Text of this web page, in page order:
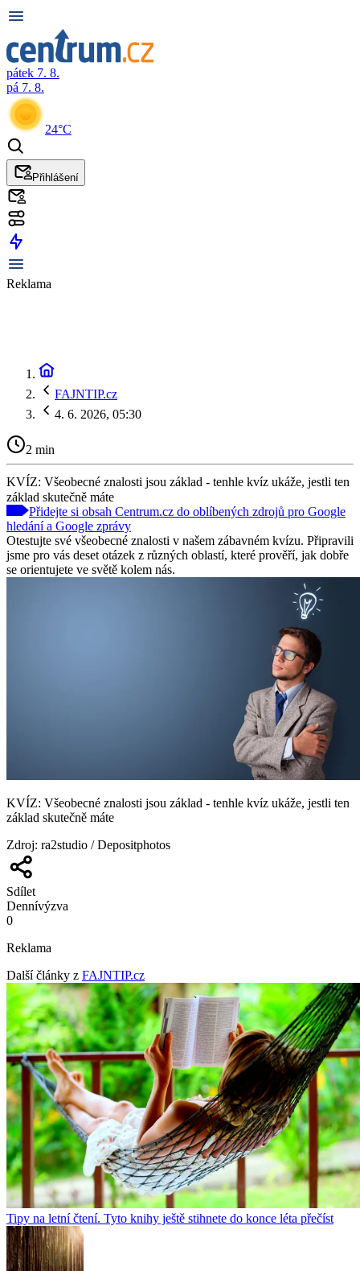
pátek 7. 8.
pá 7. 8.
24°C
Přihlášení
Reklama
FAJNTIP.cz
4. 6. 2026, 05:30
2 min
KVÍZ: Všeobecné znalosti jsou základ - tenhle kvíz ukáže, jestli ten
základ skutečně máte
Přidejte si obsah Centrum.cz do oblíbených zdrojů pro Google
hledání a Google zprávy
Otestujte své všeobecné znalosti v našem zábavném kvízu. Připravili
jsme pro vás deset otázek z různých oblastí, které prověří, jak dobře
se orientujete ve světě kolem nás.
KVÍZ: Všeobecné znalosti jsou základ - tenhle kvíz ukáže, jestli ten
základ skutečně máte
Zdroj: ra2studio / Depositphotos
Sdílet
Dennívýzva
0
Reklama
Další články z FAJNTIP.cz
Tipy na letní čtení. Tyto knihy ještě stihnete do konce léta přečíst